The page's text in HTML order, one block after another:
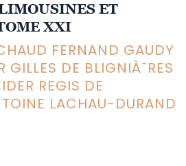
ET
XXI
FERNAND GAUDY
GILLES DE BLIGNIÀˆRES
REGIS DE
LACHAU-DURAND